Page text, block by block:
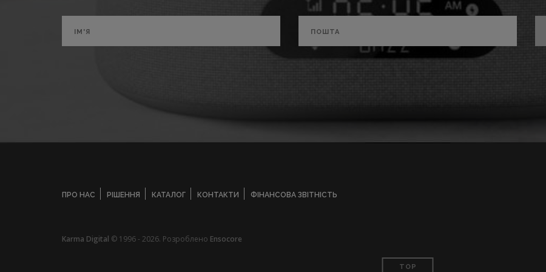
ПРО НАС РІШЕННЯ КАТАЛОГ КОНТАКТИ ФІНАНСОВА ЗВІТНІСТЬ
Karma Digital © 1996 - 2026. Розроблено Ensocore
TOP